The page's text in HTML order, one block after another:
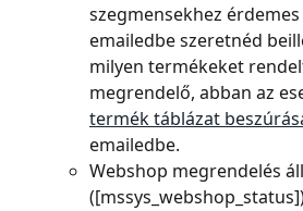
szegmensekhez
emailedbe szeretnéd
milyen termékeket
megrendelő, abban az
termék táblázat
emailedbe.
Webshop megrendelés